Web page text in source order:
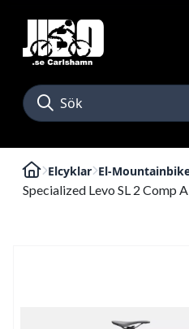
Elcyklar El-
Specialized Levo SL 2 Comp